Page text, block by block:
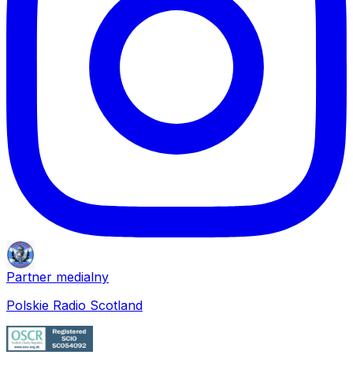
Partner medialny
Polskie Radio Scotland